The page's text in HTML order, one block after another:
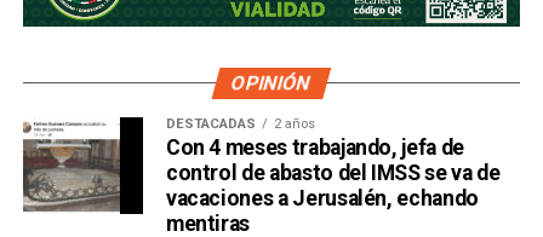
OPINIÓN
DESTACADAS 2 años
Con 4 meses trabajando, jefa de
control de abasto del IMSS se va de
vacaciones a Jerusalén, echando
mentiras